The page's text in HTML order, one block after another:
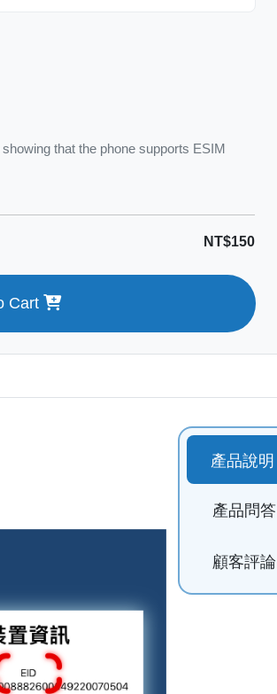
that the phone supports ESIM
NT$150
Cart
產品說明
產品問答
顧客評論